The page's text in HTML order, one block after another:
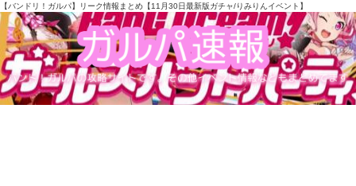
【バンドリ！ガルパ】リーク情報まとめ【11月30日最新版ガチャ/りみりんイベント】